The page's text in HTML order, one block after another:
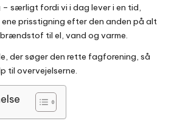
særligt fordi vi i dag lever i en tid,
prisstigning efter den anden på alt
til el, vand og varme.
der søger den rette fagforening, så
til overvejelserne.